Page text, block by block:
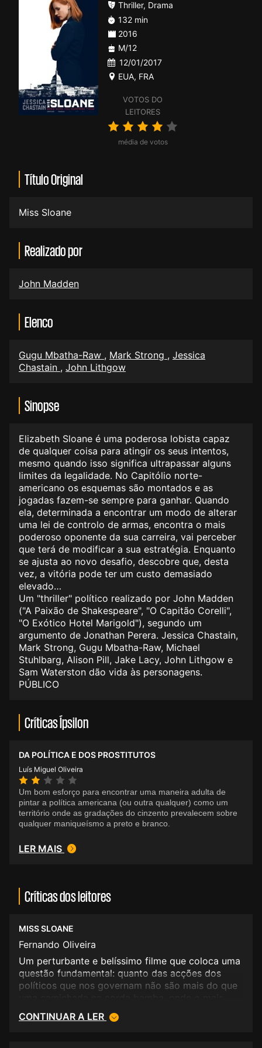
VOTOS DO
LEITORES
média de votos
Thriller, Drama
132 min
2016
M/12
12/01/2017
EUA, FRA
Título Original
Miss Sloane
Realizado por
John Madden
Elenco
Gugu Mbatha-Raw , Mark Strong , Jessica
Chastain , John Lithgow
Sinopse
Elizabeth Sloane é uma poderosa lobista capaz
de qualquer coisa para atingir os seus intentos,
mesmo quando isso significa ultrapassar alguns
limites da legalidade. No Capitólio norte-
americano os esquemas são montados e as
jogadas fazem-se sempre para ganhar. Quando
ela, determinada a encontrar um modo de alterar
uma lei de controlo de armas, encontra o mais
poderoso oponente da sua carreira, vai perceber
que terá de modificar a sua estratégia. Enquanto
se ajusta ao novo desafio, descobre que, desta
vez, a vitória pode ter um custo demasiado
elevado…
Um "thriller" político realizado por John Madden
("A Paixão de Shakespeare", "O Capitão Corelli",
"O Exótico Hotel Marigold"), segundo um
argumento de Jonathan Perera. Jessica Chastain,
Mark Strong, Gugu Mbatha-Raw, Michael
Stuhlbarg, Alison Pill, Jake Lacy, John Lithgow e
Sam Waterston dão vida às personagens.
PÚBLICO
Críticas Ípsilon
DA POLÍTICA E DOS PROSTITUTOS
Luís Miguel Oliveira
Um bom esforço para encontrar uma maneira adulta de
pintar a política americana (ou outra qualquer) como um
território onde as gradações do cinzento prevalecem sobre
qualquer maniqueísmo a preto e branco.
LER MAIS
Críticas dos leitores
MISS SLOANE
Fernando Oliveira
Um perturbante e belíssimo filme que coloca uma
questão fundamental: quanto das acções dos
políticos que nos governam não são mais do que
equilíbrio entre jogadas mais ou menos ilegais e a
CONTINUAR A LER